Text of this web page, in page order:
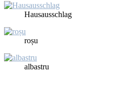
Haus­aus­schlag
roșu
al­bastru